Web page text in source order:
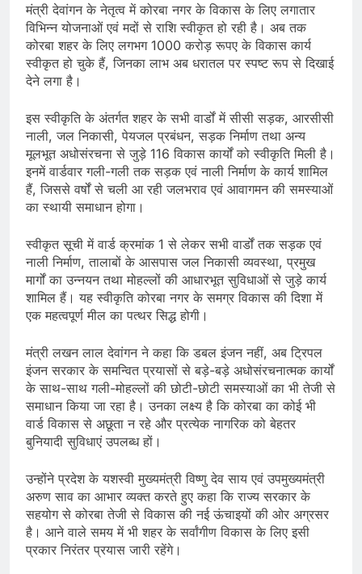
मंत्री देवांगन के नेतृत्व में कोरबा नगर के विकास के लिए लगातार
विभिन्न योजनाओं एवं मदों से राशि स्वीकृत हो रही है। अब तक
कोरबा शहर के लिए लगभग 1000 करोड़ रूपए के विकास कार्य
स्वीकृत हो चुके हैं, जिनका लाभ अब धरातल पर स्पष्ट रूप से दिखाई
देने लगा है।
इस स्वीकृति के अंतर्गत शहर के सभी वार्डों में सीसी सड़क, आरसीसी
नाली, जल निकासी, पेयजल प्रबंधन, सड़क निर्माण तथा अन्य
मूलभूत अधोसंरचना से जुड़े 116 विकास कार्यों को स्वीकृति मिली है।
इनमें वार्डवार गली-गली तक सड़क एवं नाली निर्माण के कार्य शामिल
हैं, जिससे वर्षों से चली आ रही जलभराव एवं आवागमन की समस्याओं
का स्थायी समाधान होगा।
स्वीकृत सूची में वार्ड क्रमांक 1 से लेकर सभी वार्डों तक सड़क एवं
नाली निर्माण, तालाबों के आसपास जल निकासी व्यवस्था, प्रमुख
मार्गों का उन्नयन तथा मोहल्लों की आधारभूत सुविधाओं से जुड़े कार्य
शामिल हैं। यह स्वीकृति कोरबा नगर के समग्र विकास की दिशा में
एक महत्वपूर्ण मील का पत्थर सिद्ध होगी।
मंत्री लखन लाल देवांगन ने कहा कि डबल इंजन नहीं, अब ट्रिपल
इंजन सरकार के समन्वित प्रयासों से बड़े-बड़े अधोसंरचनात्मक कार्यों
के साथ-साथ गली-मोहल्लों की छोटी-छोटी समस्याओं का भी तेजी से
समाधान किया जा रहा है। उनका लक्ष्य है कि कोरबा का कोई भी
वार्ड विकास से अछूता न रहे और प्रत्येक नागरिक को बेहतर
बुनियादी सुविधाएं उपलब्ध हों।
उन्होंने प्रदेश के यशस्वी मुख्यमंत्री विष्णु देव साय एवं उपमुख्यमंत्री
अरुण साव का आभार व्यक्त करते हुए कहा कि राज्य सरकार के
सहयोग से कोरबा तेजी से विकास की नई ऊंचाइयों की ओर अग्रसर
है। आने वाले समय में भी शहर के सर्वांगीण विकास के लिए इसी
प्रकार निरंतर प्रयास जारी रहेंगे।